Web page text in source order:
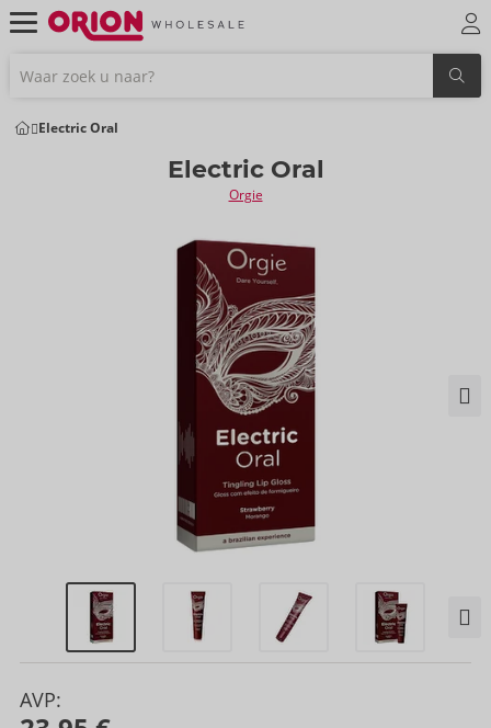
Electric Oral
Electric Oral
Orgie
AVP: